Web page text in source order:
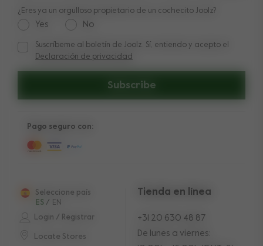
Subscribe
¿Eres ya un orgulloso propietario de un cochecito Joolz?
Yes No
Suscríbeme al boletín de Joolz. Sí, entiendo y acepto el
Suscríbeme al boletín de Joolz. Sí, entiendo y acepto el
Declaración de privacidad
Login / Registrar
Locate Stores
Seleccione país
EN
/
ES
Tienda en línea
+31 20 630 48 87
De lunes a viernes:
Pago seguro con: